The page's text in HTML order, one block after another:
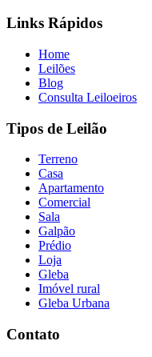
Links Rápidos
Home
Leilões
Blog
Consulta Leiloeiros
Tipos de Leilão
Terreno
Casa
Apartamento
Comercial
Sala
Galpão
Prédio
Loja
Gleba
Imóvel rural
Gleba Urbana
Contato